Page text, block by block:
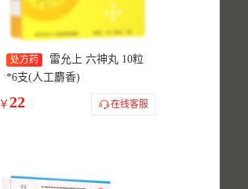
处方药
雷允上 六神丸 10粒
*6支(人工麝香)
￥ 22 在线客服